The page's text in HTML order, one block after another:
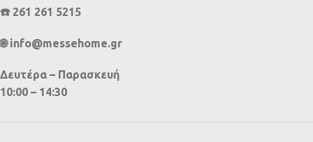
☎️ 261 261 5215
🌐 info@messehome.gr
Δευτέρα – Παρασκευή
10:00 – 14:30